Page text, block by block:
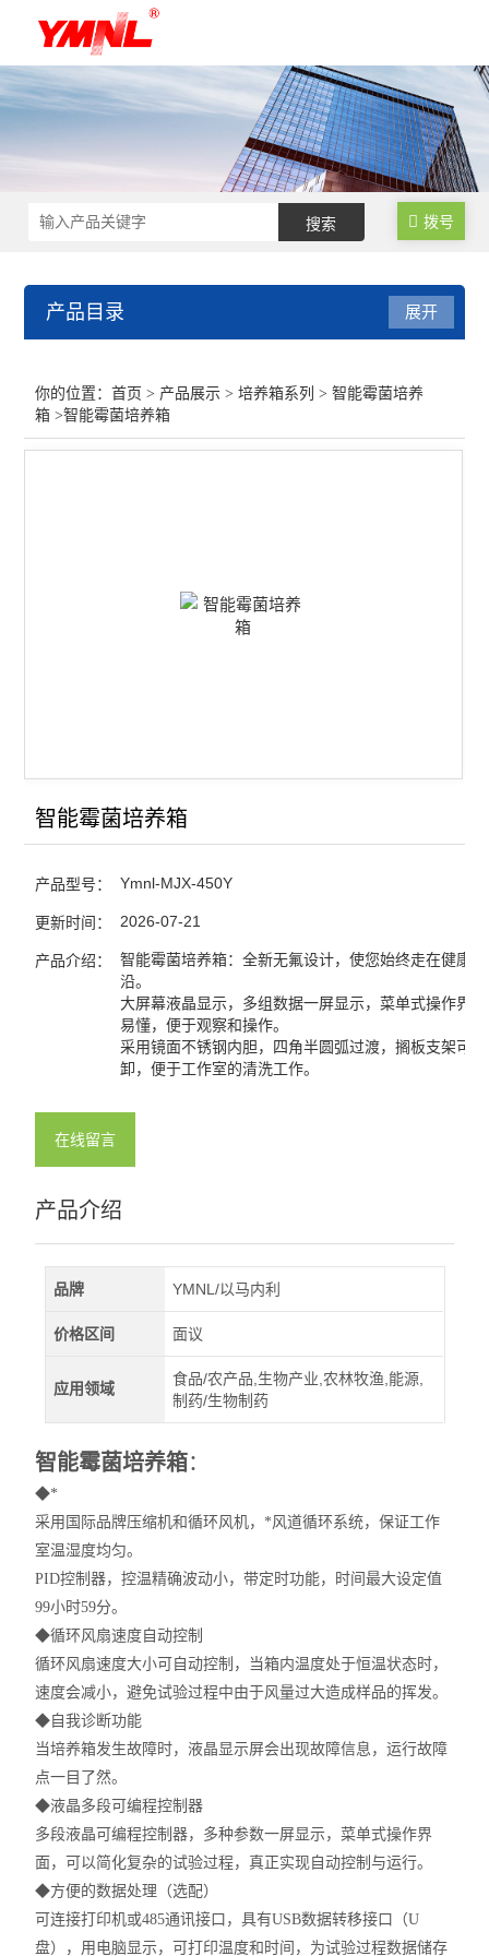
拨号
产品目录
智能人工气候箱
智能二氧化碳人工气候箱
低温冷光源植物光照箱
LED红蓝光植物生长箱
查看全部 >>
展开
你的位置：首页 > 产品展示 >培养箱系列 >智能霉菌培养
箱 >智能霉菌培养箱
智能霉菌培养箱
产品型号： Ymnl-MJX-450Y
更新时间： 2026-07-21
产品介绍：
智能霉菌培养箱：全新无氟设计，使您始终走在健康
沿。
大屏幕液晶显示，多组数据一屏显示，菜单式操作界
易懂，便于观察和操作。
采用镜面不锈钢内胆，四角半圆弧过渡，搁板支架可
卸，便于工作室的清洗工作。
在线留言
产品介绍
品牌 YMNL/以马内利
价格区间 面议
应用领域
食品/农产品,生物产业,农林牧渔,能源,
制药/生物制药
智能霉菌培养箱：
◆*
采用国际品牌压缩机和循环风机，*风道循环系统，保证工作
室温湿度均匀。
PID控制器，控温精确波动小，带定时功能，时间最大设定值
99小时59分。
◆循环风扇速度自动控制
循环风扇速度大小可自动控制，当箱内温度处于恒温状态时，
速度会减小，避免试验过程中由于风量过大造成样品的挥发。
◆ 自我诊断功能
当培养箱发生故障时，液晶显示屏会出现故障信息，运行故障
点一目了然。
◆液晶多段可编程控制器
多段液晶可编程控制器，多种参数一屏显示，菜单式操作界
面，可以简化复杂的试验过程，真正实现自动控制与运行。
◆方便的数据处理（选配）
可连接打印机或485通讯接口，具有USB数据转移接口（U
盘），用电脑显示，可打印温度和时间，为试验过程数据储存